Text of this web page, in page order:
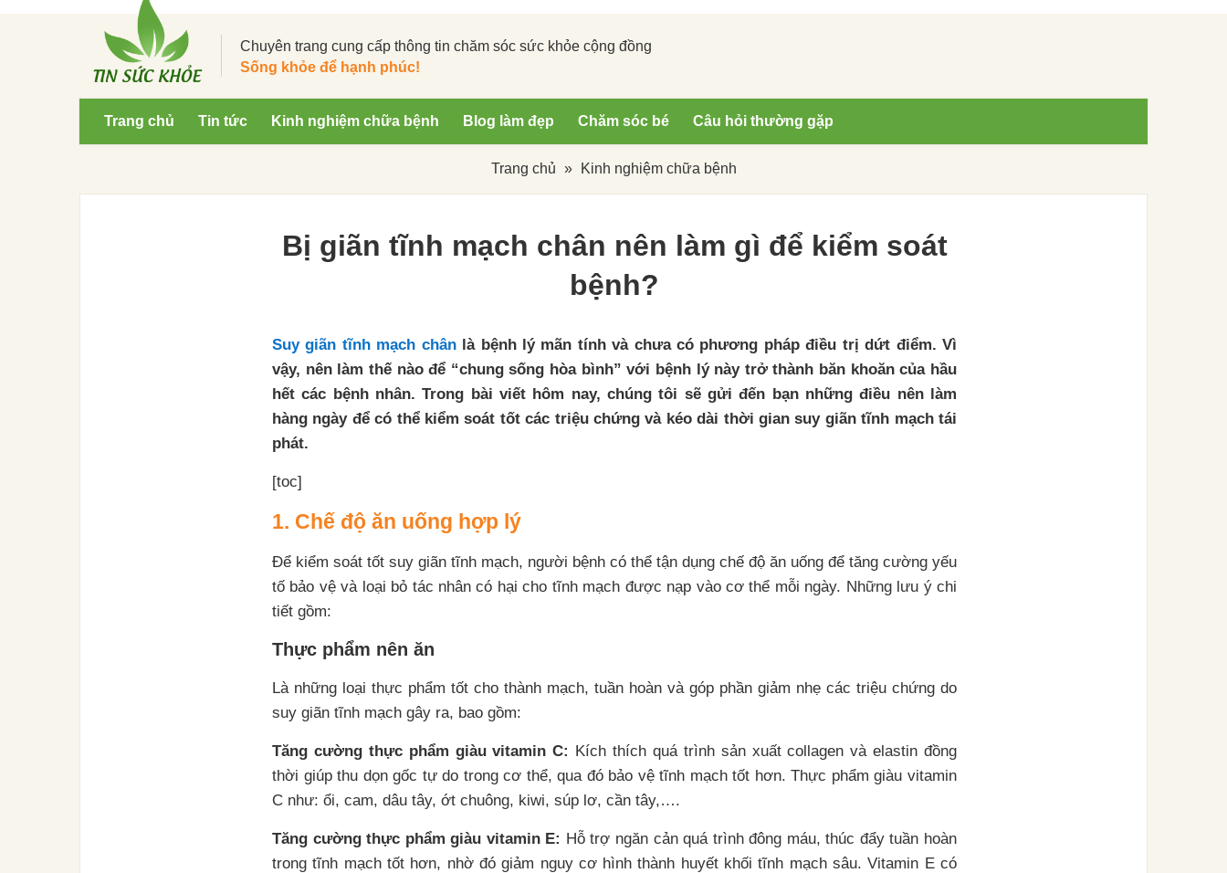
Chuyên trang cung cấp thông tin chăm sóc sức khỏe cộng đồng
Sống khỏe để hạnh phúc!
Trang chủ Tin tức Kinh nghiệm chữa bệnh Blog làm đẹp Chăm sóc bé Câu hỏi thường gặp
Trang chủ » Kinh nghiệm chữa bệnh
Bị giãn tĩnh mạch chân nên làm gì để kiểm soát
bệnh?
Suy giãn tĩnh mạch chânlà bệnh lý mãn tính và chưa có phương pháp điều trị dứt điểm. Vì
vậy, nên làm thế nào để “chung sống hòa bình” với bệnh lý này trở thành băn khoăn của hầu
hết các bệnh nhân. Trong bài viết hôm nay, chúng tôi sẽ gửi đến bạn những điều nên làm
hàng ngày để có thể kiểm soát tốt các triệu chứng và kéo dài thời gian suy giãn tĩnh mạch tái
phát.
[toc]
1. Chế độ ăn uống hợp lý
Để kiểm soát tốt suy giãn tĩnh mạch, người bệnh có thể tận dụng chế độ ăn uống để tăng cường yếu
tố bảo vệ và loại bỏ tác nhân có hại cho tĩnh mạch được nạp vào cơ thể mỗi ngày. Những lưu ý chi
tiết gồm:
Thực phẩm nên ăn
Là những loại thực phẩm tốt cho thành mạch, tuần hoàn và góp phần giảm nhẹ các triệu chứng do
suy giãn tĩnh mạch gây ra, bao gồm:
Tăng cường thực phẩm giàu vitamin C: Kích thích quá trình sản xuất collagen và elastin đồng
thời giúp thu dọn gốc tự do trong cơ thể, qua đó bảo vệ tĩnh mạch tốt hơn. Thực phẩm giàu vitamin
C như: ổi, cam, dâu tây, ớt chuông, kiwi, súp lơ, cần tây,….
Tăng cường thực phẩm giàu vitamin E: Hỗ trợ ngăn cản quá trình đông máu, thúc đẩy tuần hoàn
trong tĩnh mạch tốt hơn, nhờ đó giảm nguy cơ hình thành huyết khối tĩnh mạch sâu. Vitamin E có